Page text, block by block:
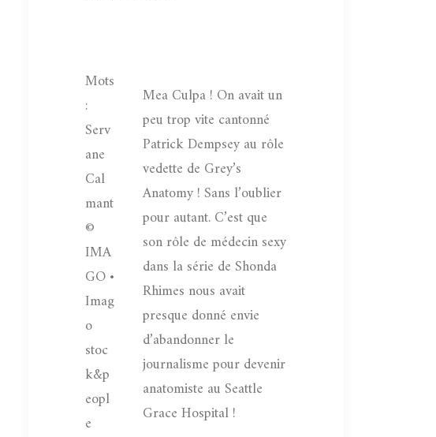
Mots
:
Serv
ane
Cal
mant
©
IMA
GO •
Imag
o
stoc
k&p
eopl
e
Mea Culpa ! On avait un
peu trop vite cantonné
Patrick Dempsey au rôle
vedette de Grey’s
Anatomy ! Sans l’oublier
pour autant. C’est que
son rôle de médecin sexy
dans la série de Shonda
Rhimes nous avait
presque donné envie
d’abandonner le
journalisme pour devenir
anatomiste au Seattle
Grace Hospital !